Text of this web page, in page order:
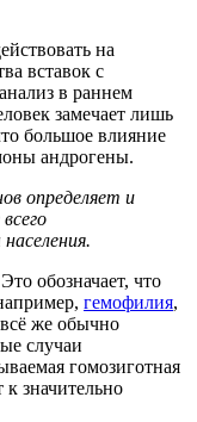
на
вставок с
в раннем
замечает лишь
большое влияние
андрогены.
определяет и
обозначает, что
гемофилия,
же обычно
случаи
гомозиготная
значительно